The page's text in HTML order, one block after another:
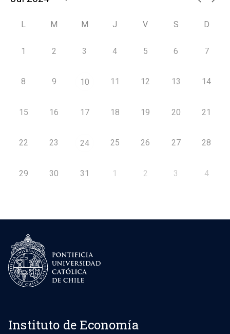
L M M J V S D
1 2 3 4 5 6 7
8 9 10 11 12 13 14
15 16 17 18 19 20 21
22 23 24 25 26 27 28
29 30 31 1 2 3 4
Instituto de Economía